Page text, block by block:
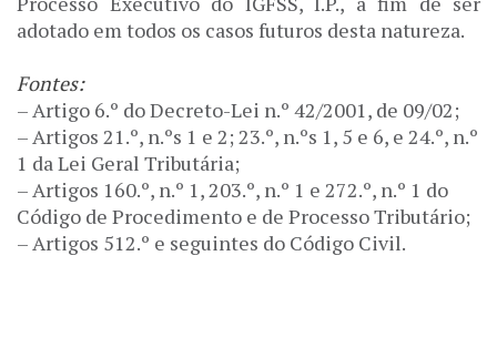
adotado em todos os casos futuros desta natureza.
Fontes:
– Artigo 6.º do Decreto-Lei n.º 42/2001, de 09/02;
– Artigos 21.º, n.ºs 1 e 2; 23.º, n.ºs 1, 5 e 6, e 24.º, n.º
1 da Lei Geral Tributária;
– Artigos 160.º, n.º 1, 203.º, n.º 1 e 272.º, n.º 1 do
Código de Procedimento e de Processo Tributário;
– Artigos 512.º e seguintes do Código Civil.